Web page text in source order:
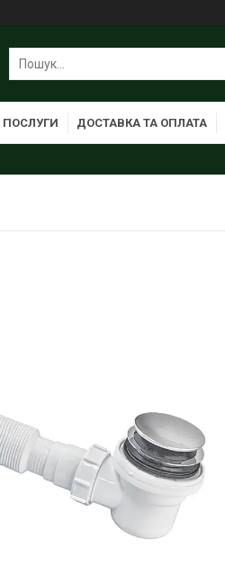
ПОСЛУГИ ДОСТАВКА ТА ОПЛАТА